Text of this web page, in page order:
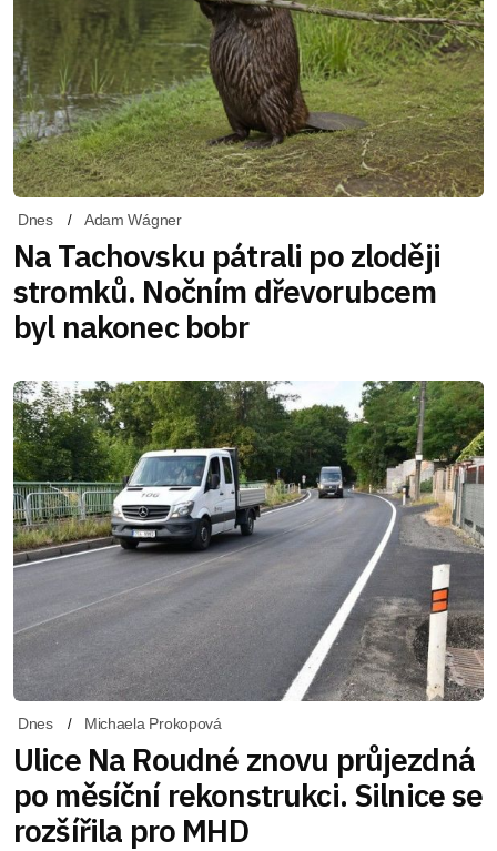
Dnes Adam Wágner
Na Tachovsku pátrali po zloději
stromků. Nočním dřevorubcem
byl nakonec bobr
Dnes Michaela Prokopová
Ulice Na Roudné znovu průjezdná
po měsíční rekonstrukci. Silnice se
rozšířila pro MHD